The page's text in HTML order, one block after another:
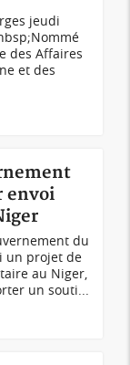
jeudi
des Affaires
et des
envoi
du
un projet de
au Niger,
un souti...